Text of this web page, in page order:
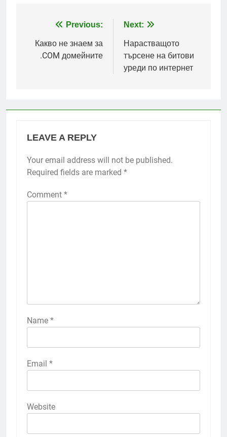
navigation
Previous:
Какво не знаем за
.COM домейните
Next:
Нарастващото
търсене на битови
уреди по интернет
LEAVE A REPLY
Your email address will not be published.
Required fields are marked *
Comment *
Name *
Email *
Website